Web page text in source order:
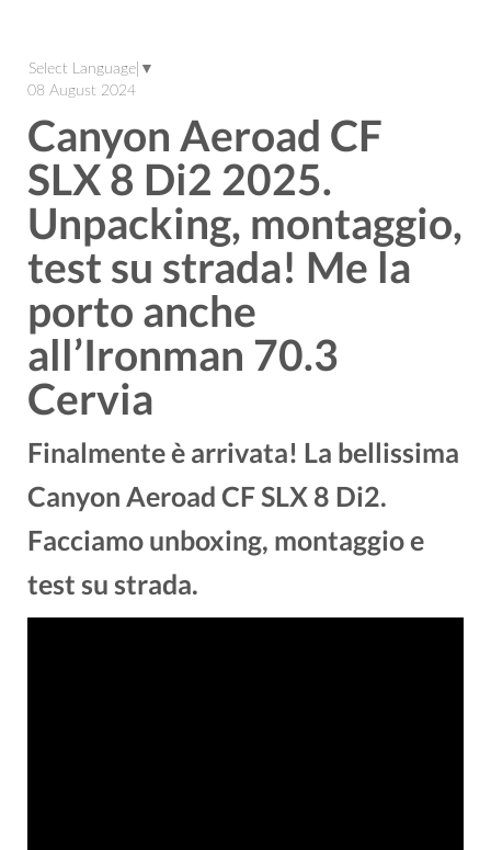
Select Language ▼
08 August 2024
Canyon Aeroad CF
SLX 8 Di2 2025.
Unpacking, montaggio,
test su strada! Me la
porto anche
all’Ironman 70.3
Cervia
Finalmente è arrivata! La bellissima
Canyon Aeroad CF SLX 8 Di2.
Facciamo unboxing, montaggio e
test su strada.